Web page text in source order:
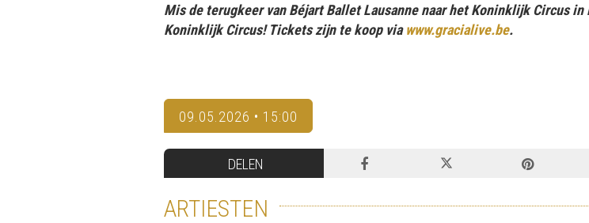
Mis de terugkeer van Béjart Ballet Lausanne naar het Koninklijk Circus
Koninklijk Circus! Tickets zijn te koop viawww.gracialive.be.
09.05.2026 • 15:00
DELEN
ARTIESTEN